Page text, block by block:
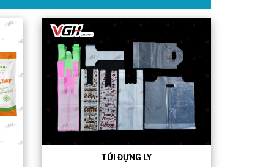
TÚI ĐỰNG LY